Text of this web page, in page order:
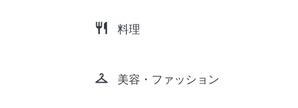
restaurant 料理
checkroom 美容・ファッション